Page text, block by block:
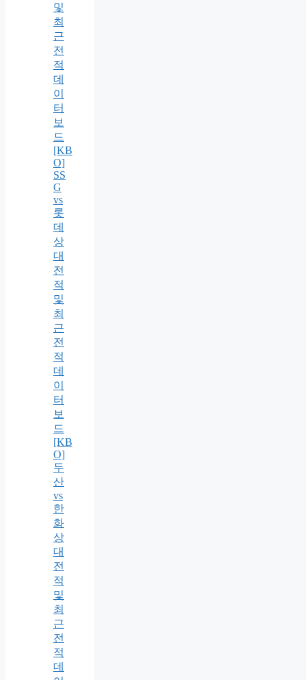
및
최
근
전
적
데
이
터
보
드
[KB
O]
SS
G
vs
롯
데
상
대
전
적
및
최
근
전
적
데
이
터
보
드
[KB
O]
두
산
vs
한
화
상
대
전
적
및
최
근
전
적
데